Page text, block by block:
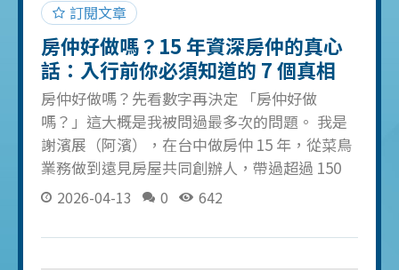
訂閱文章
房仲好做嗎？15 年資深房仲的真心
話：入行前你必須知道的 7 個真相
【2026 最新】
房仲好做嗎？先看數字再決定 「房仲好做
嗎？」這大概是我被問過最多次的問題。 我是
謝濱展（阿濱），在台中做房仲 15 年，從菜鳥
業務做到遠見房屋共同創辦人，帶過超過 150
人的團隊。這篇文章不是要勸你入行，也不是
讓你自己判斷。 真相一：房仲的淘汰率高達
2026-04-13 0 642